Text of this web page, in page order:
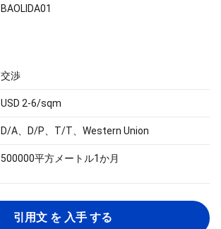
BAOLIDA01
交渉
USD 2-6/sqm
D/A、D/P、T/T、Western Union
500000平方メートル1か月
引用文 を 入手 する